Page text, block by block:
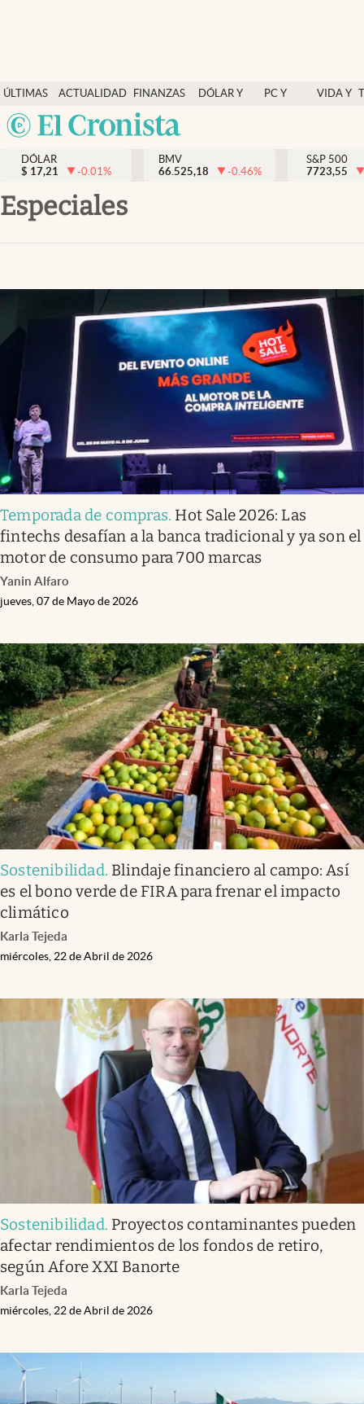
ÚLTIMAS
NOTICIAS
ACTUALIDAD
FINANZAS
Y
ECONOMÍA
DÓLAR Y
PC Y
VIDA Y
México
Actualidad
Finanzas y economía
Dólar y mercados
Opinión
Tv
Espiritualidad
Mediakit
abre en nueva pestaña
DÓLAR
$ 17,21 -0.01%
BMV
66.525,18
-0.46%
S&P 500
7723,55
Especiales
Temporada de compras. Hot Sale 2026: Las
fintechs desafían a la banca tradicional y ya son el
motor de consumo para 700 marcas
Yanin Alfaro
jueves, 07 de Mayo de 2026
Sostenibilidad. Blindaje financiero al campo: Así
es el bono verde de FIRA para frenar el impacto
climático
Karla Tejeda
miércoles, 22 de Abril de 2026
Sostenibilidad. Proyectos contaminantes pueden
afectar rendimientos de los fondos de retiro,
según Afore XXI Banorte
Karla Tejeda
miércoles, 22 de Abril de 2026